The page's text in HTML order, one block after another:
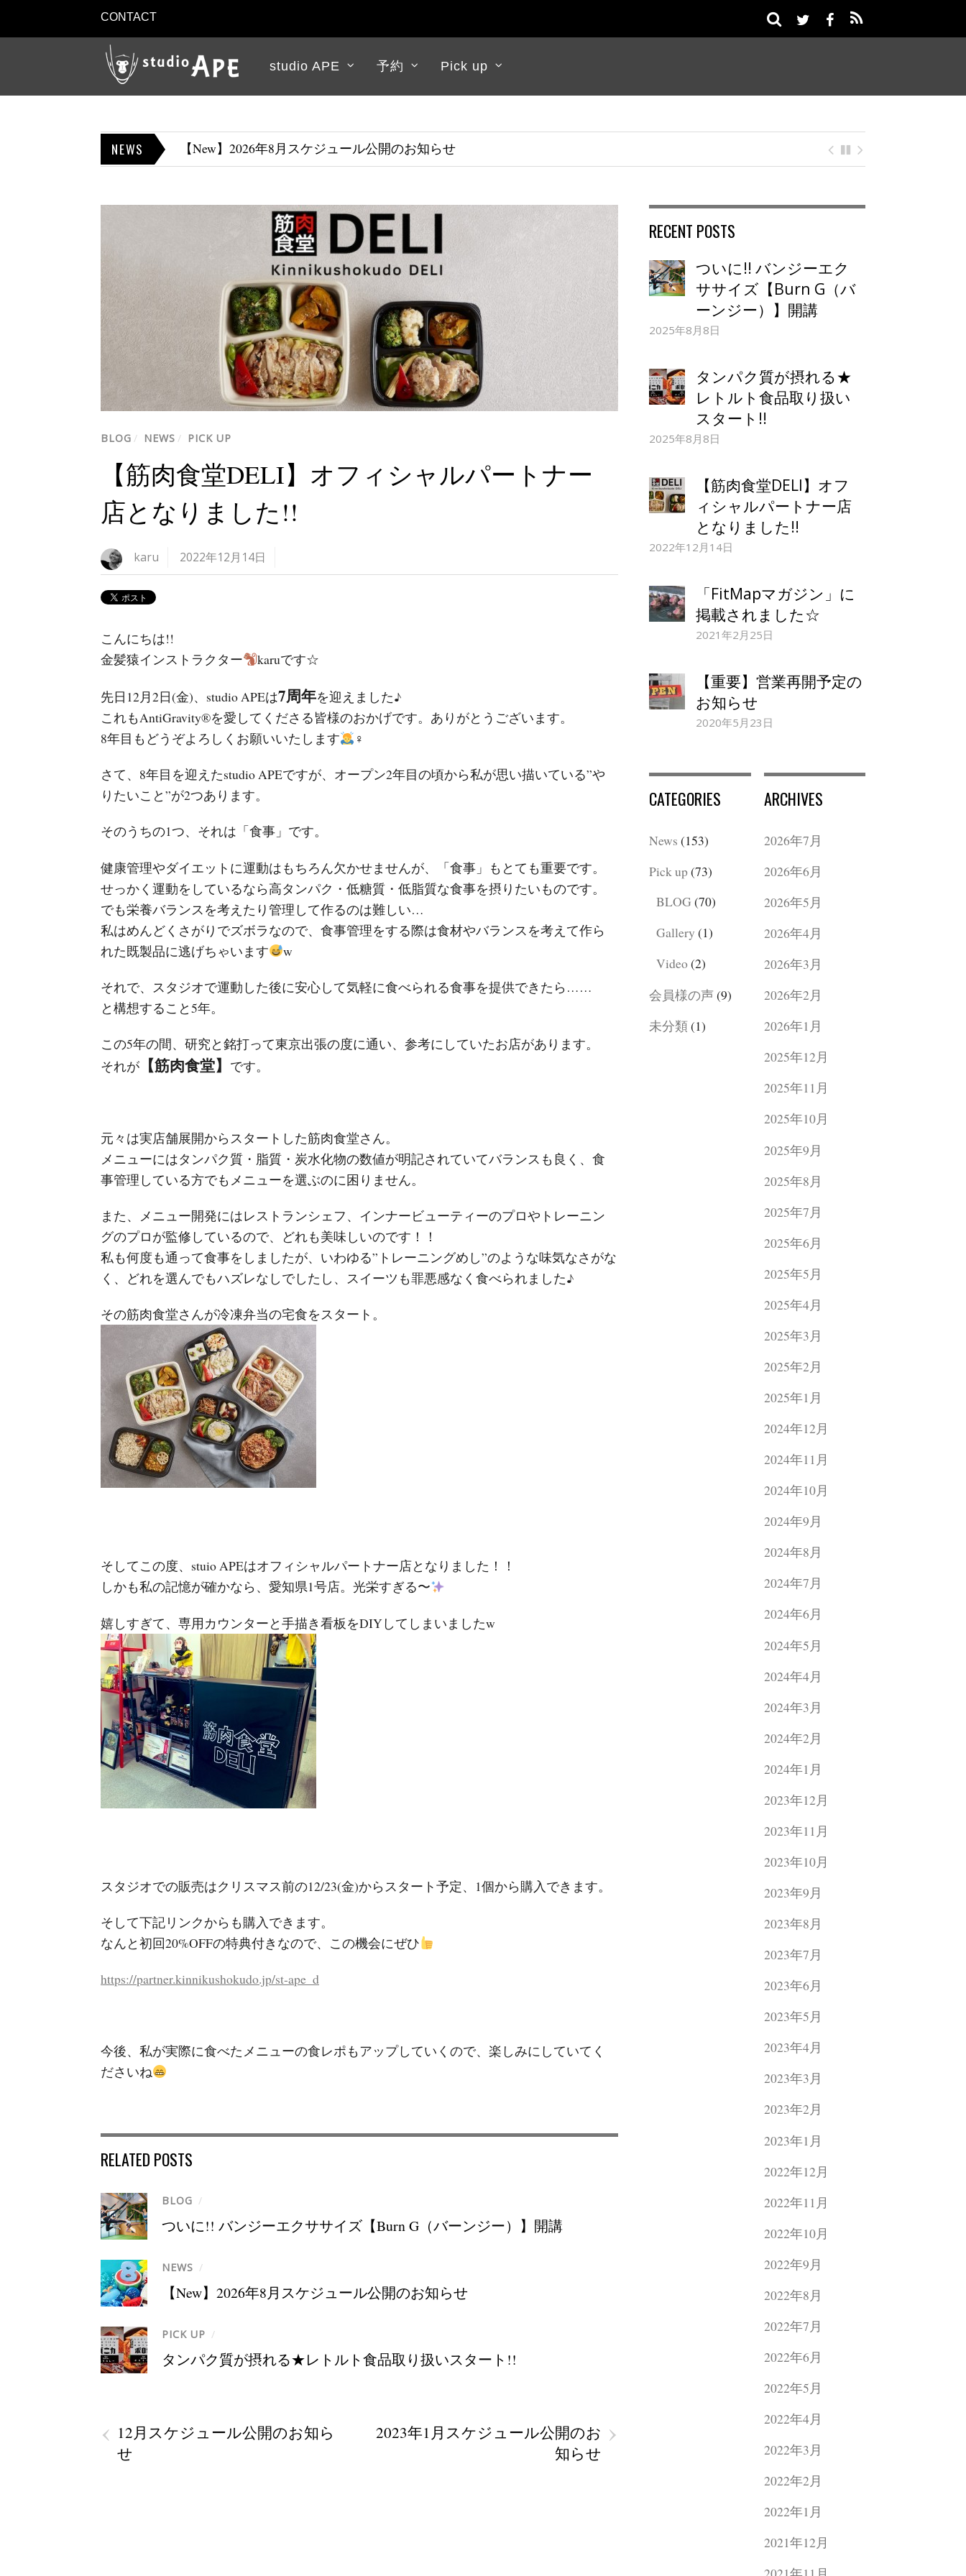
CONTACT
studio APE 予約 Pick up
NEWS 【New】2026年8月スケジュール公開のお知らせ 2026年7月スケジュール公開のお知らせ
BLOG / NEWS / PICK UP
【筋肉食堂DELI】オフィシャルパートナー
店となりました!!
karu 2022年12月14日
こんにちは!!
金髪猿インストラクター
karuです☆
先日12月2日(金)、studio APEは7周年を迎えました♪
これもAntiGravity®️を愛してくださる皆様のおかげです。ありがとうございます。
8年目もどうぞよろしくお願いいたします
‍♀️
さて、8年目を迎えたstudio APEですが、オープン2年目の頃から私が思い描いている”や
りたいこと”が2つあります。
そのうちの1つ、それは「食事」です。
健康管理やダイエットに運動はもちろん欠かせませんが、「食事」もとても重要です。
せっかく運動をしているなら高タンパク・低糖質・低脂質な食事を摂りたいものです。
でも栄養バランスを考えたり管理して作るのは難しい…
私はめんどくさがりでズボラなので、食事管理をする際は食材やバランスを考えて作ら
れた既製品に逃げちゃいます
w
それで、スタジオで運動した後に安心して気軽に食べられる食事を提供できたら……
と構想すること5年。
この5年の間、研究と銘打って東京出張の度に通い、参考にしていたお店があります。
それが 【筋肉食堂】 です。
元々は実店舗展開からスタートした筋肉食堂さん。
メニューにはタンパク質・脂質・炭水化物の数値が明記されていてバランスも良く、食
事管理している方でもメニューを選ぶのに困りません。
また、メニュー開発にはレストランシェフ、インナービューティーのプロやトレーニン
グのプロが監修しているので、どれも美味しいのです！！
私も何度も通って食事をしましたが、いわゆる”トレーニングめし”のような味気なさがな
く、どれを選んでもハズレなしでしたし、スイーツも罪悪感なく食べられました♪
その筋肉食堂さんが冷凍弁当の宅食をスタート。
そしてこの度、stuio APEはオフィシャルパートナー店となりました！！
しかも私の記憶が確かなら、愛知県1号店。光栄すぎる〜
嬉しすぎて、専用カウンターと手描き看板をDIYしてしまいましたw
スタジオでの販売はクリスマス前の12/23(金)からスタート予定、1個から購入できます。
そして下記リンクからも購入できます。
なんと初回20%OFFの特典付きなので、この機会にぜひ
https://partner.kinnikushokudo.jp/st-ape_d
今後、私が実際に食べたメニューの食レポもアップしていくので、楽しみにしていてく
ださいね
RELATED POSTS
BLOG /
ついに!! バンジーエクササイズ【Burn G（バーンジー）】開講
NEWS /
【New】2026年8月スケジュール公開のお知らせ
PICK UP /
タンパク質が摂れる★レトルト食品取り扱いスタート!!
‹ 12月スケジュール公開のお知ら
せ
›
2023年1月スケジュール公開のお
知らせ
RECENT POSTS
ついに!! バンジーエク
ササイズ【Burn G（バ
ーンジー）】開講
2025年8月8日
タンパク質が摂れる★
レトルト食品取り扱い
スタート!!
2025年8月8日
【筋肉食堂DELI】オフ
ィシャルパートナー店
となりました!!
2022年12月14日
「FitMapマガジン」に
掲載されました☆
2021年2月25日
【重要】営業再開予定の
お知らせ
2020年5月23日
CATEGORIES
News (153)
Pick up(73)
BLOG (70)
Gallery (1)
Video(2)
会員様の声(9)
未分類 (1)
ARCHIVES
2026年7月
2026年6月
2026年5月
2026年4月
2026年3月
2026年2月
2026年1月
2025年12月
2025年11月
2025年10月
2025年9月
2025年8月
2025年7月
2025年6月
2025年5月
2025年4月
2025年3月
2025年2月
2025年1月
2024年12月
2024年11月
2024年10月
2024年9月
2024年8月
2024年7月
2024年6月
2024年5月
2024年4月
2024年3月
2024年2月
2024年1月
2023年12月
2023年11月
2023年10月
2023年9月
2023年8月
2023年7月
2023年6月
2023年5月
2023年4月
2023年3月
2023年2月
2023年1月
2022年12月
2022年11月
2022年10月
2022年9月
2022年8月
2022年7月
2022年6月
2022年5月
2022年4月
2022年3月
2022年2月
2022年1月
2021年12月